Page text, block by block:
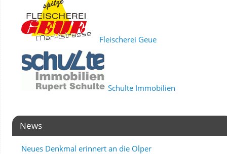
Fleischerei Geue
Schulte Immobilien
News
Neues Denkmal erinnert an die Olper